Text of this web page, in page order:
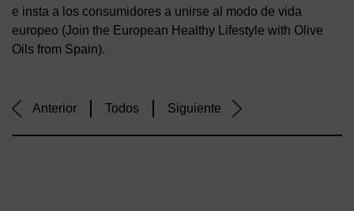
e insta a los consumidores a unirse al modo de vida
europeo (Join the European Healthy Lifestyle with Olive
Oils from Spain).
Anterior Todos Siguiente